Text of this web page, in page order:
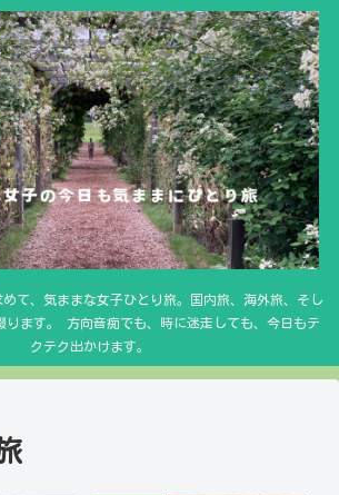
て、気ままな女子ひとり旅。国内旅、海外旅、そし
ります。 方向音痴でも、時に迷走しても、今日もテ
クテク出かけます。